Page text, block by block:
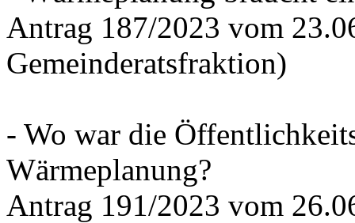
Antrag 187/2023 vom
Gemeinderatsfraktion)
- Wo war die
Wärmeplanung?
Antrag 191/2023 vom